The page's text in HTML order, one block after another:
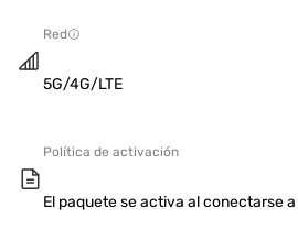
Red
5G/4G/LTE
Política de activación
El paquete se activa al conectarse a